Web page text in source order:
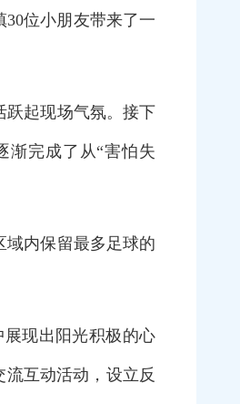
位小朋友带来了一
起现场气氛。接下
渐完成了从“害怕失
内保留最多足球的
现出阳光积极的心
互动活动，设立反